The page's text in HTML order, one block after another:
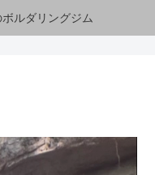
ルダリングジム